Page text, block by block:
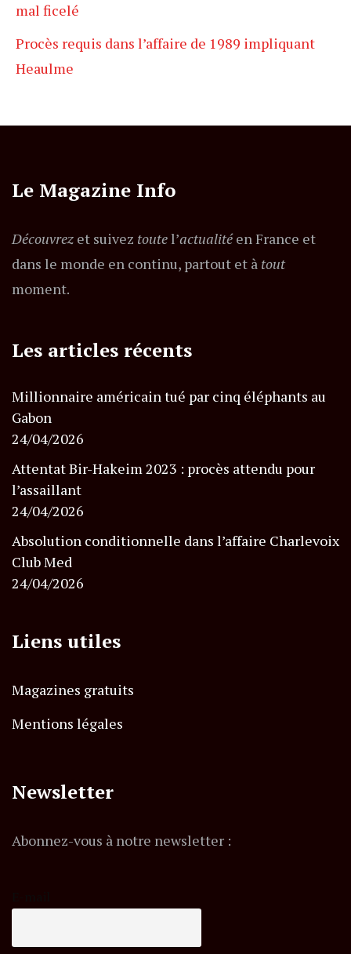
mal ficelé
Procès requis dans l’affaire de 1989 impliquant
Heaulme
Le Magazine Info
Découvrez et suivez toutel’actualitéen France et
dans le monde en continu, partout et à tout
moment.
Les articles récents
Millionnaire américain tué par cinq éléphants au
Gabon
24/04/2026
Attentat Bir-Hakeim 2023 : procès attendu pour
l’assaillant
24/04/2026
Absolution conditionnelle dans l’affaire Charlevoix
Club Med
24/04/2026
Liens utiles
Magazines gratuits
Mentions légales
Newsletter
Abonnez-vous à notre newsletter :